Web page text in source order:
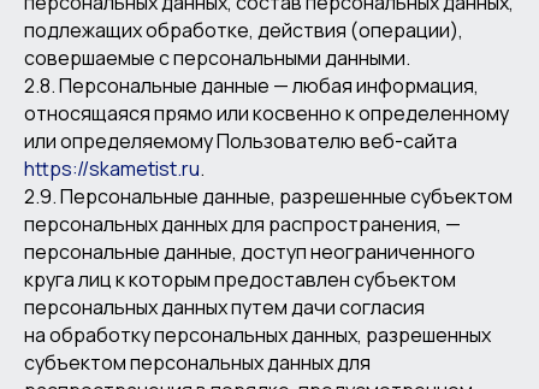
подлежащих обработке, действия (операции),
совершаемые с персональными данными.
2.8. Персональные данные — любая информация,
относящаяся прямо или косвенно к определенному
или определяемому Пользователю веб-сайта
https://skametist.ru.
2.9. Персональные данные, разрешенные субъектом
персональных данных для распространения, —
персональные данные, доступ неограниченного
круга лиц к которым предоставлен субъектом
персональных данных путем дачи согласия
на обработку персональных данных, разрешенных
субъектом персональных данных для